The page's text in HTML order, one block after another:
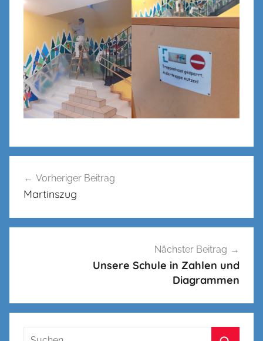
Vorheriger Beitrag
Martinszug
Nächster Beitrag
Unsere Schule in Zahlen und
Diagrammen
Suchen